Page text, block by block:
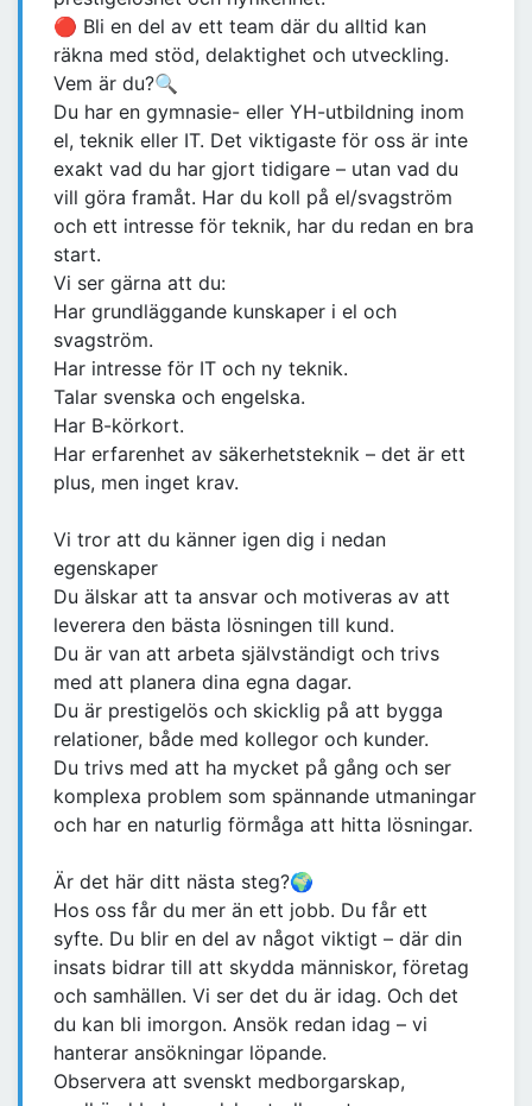
🔴 Bli en del av ett team där du alltid kan
räkna med stöd, delaktighet och utveckling.
Vem är du?🔍
Du har en gymnasie- eller YH-utbildning inom
el, teknik eller IT. Det viktigaste för oss är inte
exakt vad du har gjort tidigare – utan vad du
vill göra framåt. Har du koll på el/svagström
och ett intresse för teknik, har du redan en bra
start.
Vi ser gärna att du:
Har grundläggande kunskaper i el och
svagström.
Har intresse för IT och ny teknik.
Talar svenska och engelska.
Har B-körkort.
Har erfarenhet av säkerhetsteknik – det är ett
plus, men inget krav.
Vi tror att du känner igen dig i nedan
egenskaper
Du älskar att ta ansvar och motiveras av att
leverera den bästa lösningen till kund.
Du är van att arbeta självständigt och trivs
med att planera dina egna dagar.
Du är prestigelös och skicklig på att bygga
relationer, både med kollegor och kunder.
Du trivs med att ha mycket på gång och ser
komplexa problem som spännande utmaningar
och har en naturlig förmåga att hitta lösningar.
Är det här ditt nästa steg?🌍
Hos oss får du mer än ett jobb. Du får ett
syfte. Du blir en del av något viktigt – där din
insats bidrar till att skydda människor, företag
och samhällen. Vi ser det du är idag. Och det
du kan bli imorgon. Ansök redan idag – vi
hanterar ansökningar löpande.
Observera att svenskt medborgarskap,